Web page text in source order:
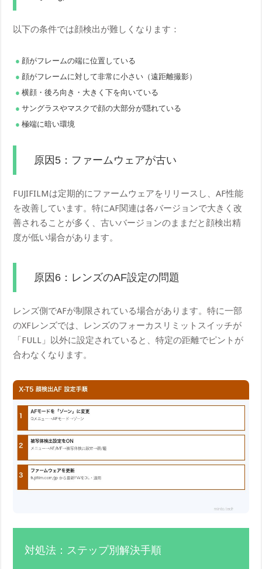
以下の条件では顔検出が難しくなります：
顔がフレームの端に位置している
顔がフレームに対して非常に小さい（遠距離撮影）
横顔・後ろ向き・大きく下を向いている
サングラスやマスクで顔の大部分が隠れている
極端に暗い環境
原因5：ファームウェアが古い
FUJIFILMは定期的にファームウェアをリリースし、AF性能
を改善しています。特にAF関連は各バージョンで大きく改
善されることが多く、古いバージョンのままだと顔検出精
度が低い場合があります。
原因6：レンズのAF設定の問題
レンズ側でAFが制限されている場合があります。特に一部
のXFレンズでは、レンズのフォーカスリミットスイッチが
「FULL」以外に設定されていると、特定の距離でピントが
合わなくなります。
対処法：ステップ別解決手順